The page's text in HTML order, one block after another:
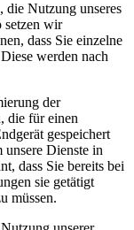
die Nutzung unseres
setzen wir
dass Sie einzelne
werden nach
der
die für einen
gespeichert
unsere Dienste in
dass Sie bereits bei
sie getätigt
müssen.